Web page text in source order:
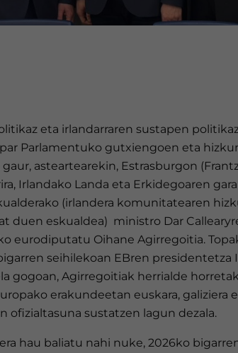
eta irlandarraren sustapen
Parlamentuko gutxiengoen eta
asteartearekin, Estrasburgon
Irlandako Landa eta Erkidegoaren
(irlandera komunitatearen
duen eskualdea) ministro Dar
eurodiputatu Oihane Agirregoitia.
seihilekoan EBren presidentetza
gogoan, Agirregoitiak herrialde
erakundeetan euskara, galiziera
ofizialtasuna sustatzen lagun dezala.
hau baliatu nahi nuke, 2026ko